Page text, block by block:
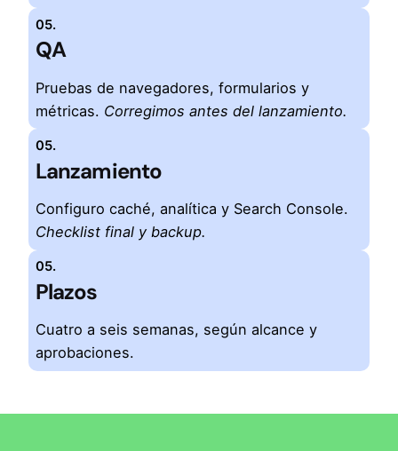
05.
QA
Pruebas de navegadores, formularios y
métricas. Corregimos antes del lanzamiento.
05.
Lanzamiento
Configuro caché, analítica y Search Console.
Checklist final y backup.
05.
Plazos
Cuatro a seis semanas, según alcance y
aprobaciones.